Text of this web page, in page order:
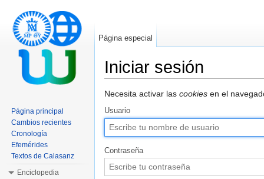
Iniciar sesión
Necesita activar las cookies en el
Usuario
Contraseña
Página especial
Página principal
Cambios recientes
Cronología
Efemérides
Textos de Calasanz
Enciclopedia